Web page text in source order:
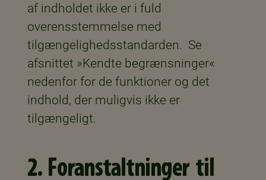
af indholdet ikke er i fuld
overensstemmelse med
tilgængelighedsstandarden. Se
afsnittet »Kendte begrænsninger«
nedenfor for de funktioner og det
indhold, der muligvis ikke er
tilgængeligt.
2. Foranstaltninger til